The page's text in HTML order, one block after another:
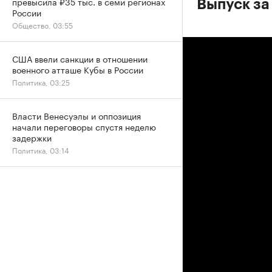
Выпуск
России
Общество, 03:55
США ввели санкции в отношении
военного атташе Кубы в России
Политика, 03:25
Власти Венесуэлы и оппозиция
начали переговоры спустя неделю
задержки
Политика, 03:14